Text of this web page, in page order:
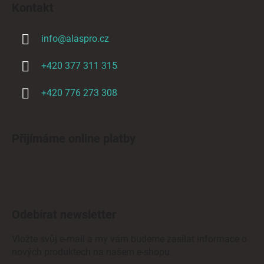
info@alaspro.cz
+420 377 311 315
+420 776 273 308